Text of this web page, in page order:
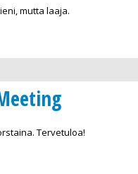
mutta laaja.
Tervetuloa!